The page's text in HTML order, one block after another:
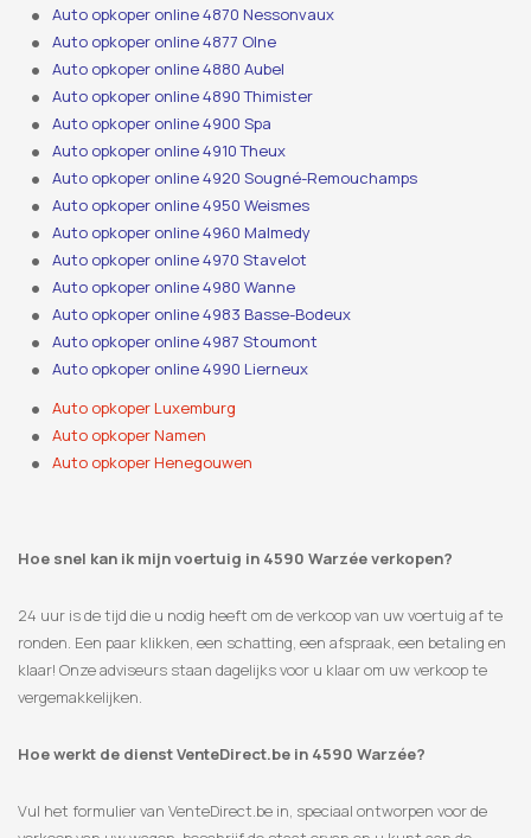
Auto opkoper online 4870 Nessonvaux
Auto opkoper online 4877 Olne
Auto opkoper online 4880 Aubel
Auto opkoper online 4890 Thimister
Auto opkoper online 4900 Spa
Auto opkoper online 4910 Theux
Auto opkoper online 4920 Sougné-Remouchamps
Auto opkoper online 4950 Weismes
Auto opkoper online 4960 Malmedy
Auto opkoper online 4970 Stavelot
Auto opkoper online 4980 Wanne
Auto opkoper online 4983 Basse-Bodeux
Auto opkoper online 4987 Stoumont
Auto opkoper online 4990 Lierneux
Auto opkoper Luxemburg
Auto opkoper Namen
Auto opkoper Henegouwen
Hoe snel kan ik mijn voertuig in 4590 Warzée verkopen?
24 uur is de tijd die u nodig heeft om de verkoop van uw voertuig af te
ronden. Een paar klikken, een schatting, een afspraak, een betaling en
klaar! Onze adviseurs staan ​​dagelijks voor u klaar om uw verkoop te
vergemakkelijken.
Hoe werkt de dienst VenteDirect.be in 4590 Warzée?
Vul het formulier van VenteDirect.be in, speciaal ontworpen voor de